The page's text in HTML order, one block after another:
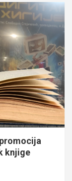
promocija
knjige